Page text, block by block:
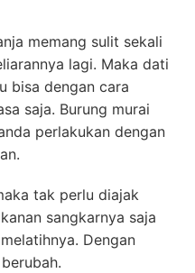
memang sulit sekali
lagi. Maka dati
bisa dengan cara
saja. Burung murai
perlakukan dengan
tak perlu diajak
sangkarnya saja
Dengan